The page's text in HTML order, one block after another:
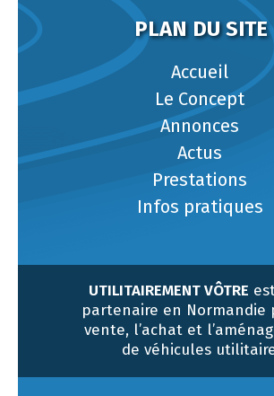
PLAN DU SITE
Accueil
Le Concept
Annonces
Actus
Prestations
Infos pratiques
UTILITAIREMENT VÔTRE
partenaire en Normandie
vente, l’achat et
de véhicules